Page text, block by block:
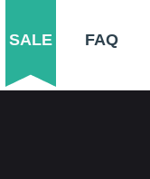
SALE FAQ